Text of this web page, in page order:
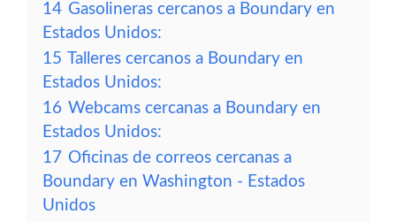
14 Gasolineras cercanos a Boundary en
Estados Unidos:
15 Talleres cercanos a Boundary en
Estados Unidos:
16 Webcams cercanas a Boundary en
Estados Unidos:
17 Oficinas de correos cercanas a
Boundary en Washington - Estados
Unidos